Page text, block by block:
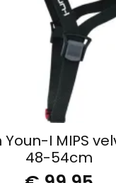
I MIPS
48-54cm